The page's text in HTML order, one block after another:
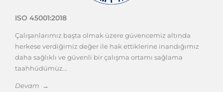
ISO 45001:2018
Çalışanlarımız başta olmak üzere güvencemiz altında
herkese verdiğimiz değer ile hak ettiklerine inandığımız
daha sağlıklı ve güvenli bir çalışma ortamı sağlama
taahhüdümüz...
Devam →